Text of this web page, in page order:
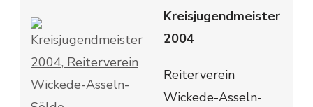
Kreisjugendmeister
2004
Reiterverein
Wickede-Asseln-